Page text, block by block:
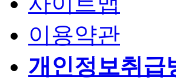
이용약관
개인정보취급